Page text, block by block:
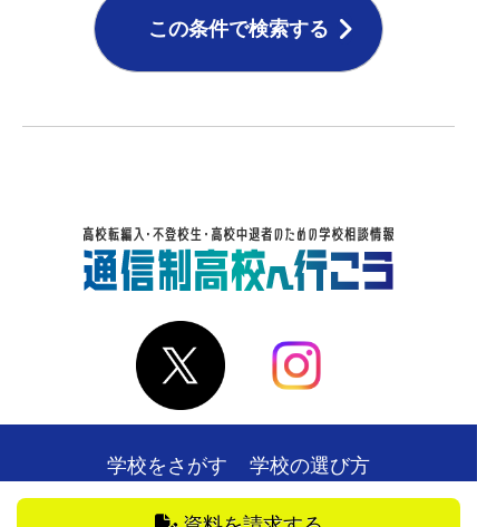
この条件で検索する
学校をさがす
学校の選び方
在校生・卒業生の声
お役立ち情報